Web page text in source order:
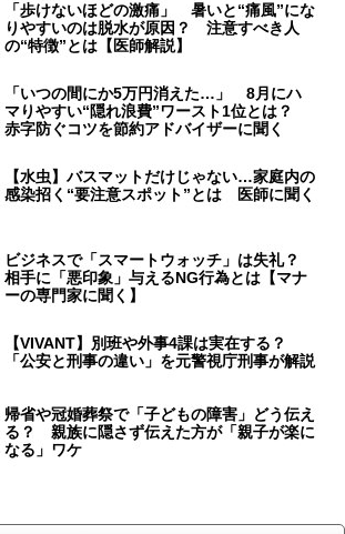
「歩けないほどの激痛」 暑いと“痛風”にな
りやすいのは脱水が原因？ 注意すべき人
の“特徴”とは【医師解説】
「いつの間にか5万円消えた…」 8月にハ
マりやすい“隠れ浪費”ワースト1位とは？
赤字防ぐコツを節約アドバイザーに聞く
【水虫】バスマットだけじゃない…家庭内の
感染招く“要注意スポット”とは 医師に聞く
ビジネスで「スマートウォッチ」は失礼？
相手に「悪印象」与えるNG行為とは【マナ
ーの専門家に聞く】
【VIVANT】別班や外事4課は実在する？
「公安と刑事の違い」を元警視庁刑事が解説
帰省や冠婚葬祭で「子どもの障害」どう伝え
る？ 親族に隠さず伝えた方が「親子が楽に
なる」ワケ